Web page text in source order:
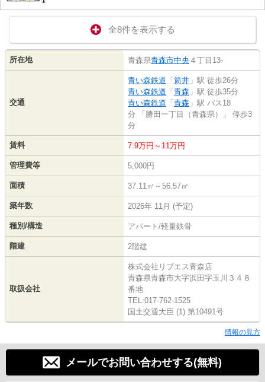
全8件を表示する
所在地 青森県青森市中央 ４丁目13-
交通
青い森鉄道 「 筒井 」駅 徒歩26分
青い森鉄道 「 青森 」駅 徒歩35分
青い森鉄道 「 青森 」駅 バス18
分 「勝田一丁目（青森県）」 停歩3
分
賃料 7.9万円～11万円
管理費等 5,000円
面積 37.11㎡～56.57㎡
築年数 2026年 11月 (予定)
種別/構造 アパート/軽量鉄骨
階建 2階建
取扱会社
株式会社リブエス青森店
青森県青森市大字浜田字玉川３４８
番地
TEL:017-762-1525
国土交通大臣 (1) 第10491号
情報の見方
メールでお問い合わせする(無料)